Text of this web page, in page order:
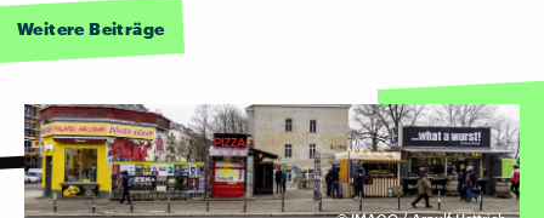
Weitere Beiträge